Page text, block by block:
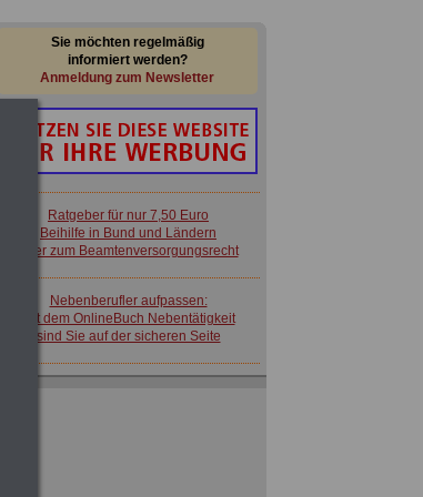
Sie möchten regelmäßig
informiert werden?
Anmeldung zum Newsletter
Ratgeber für nur 7,50 Euro
Beihilfe in Bund und Ländern
oder zum Beamtenversorgungsrecht
Nebenberufler aufpassen:
mit dem OnlineBuch Nebentätigkeit
sind Sie auf der sicheren Seite